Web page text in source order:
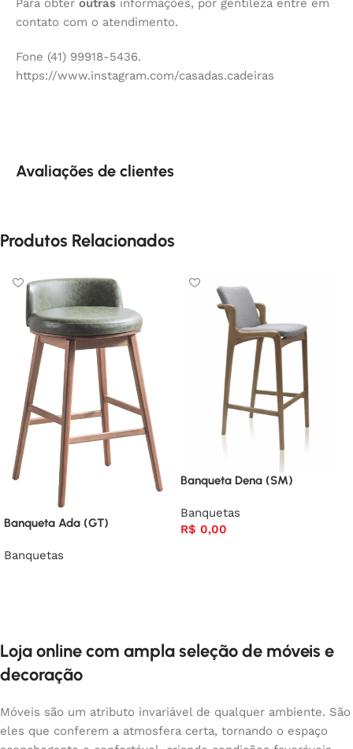
Para obter outras informações, por gentileza entre em
contato com o atendimento.
Fone (41) 99918-5436.
https://www.instagram.com/casadas.cadeiras
Avaliações de clientes
Produtos Relacionados
Banqueta Ada (GT)
Banquetas
Banqueta Dena (SM)
Banquetas
R$ 0,00
Loja online com ampla seleção de móveis e
decoração
Móveis são um atributo invariável de qualquer ambiente. São
eles que conferem a atmosfera certa, tornando o espaço